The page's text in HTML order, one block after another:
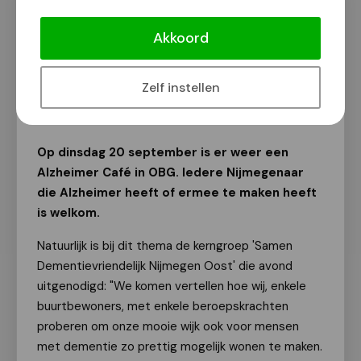
Akkoord
Zelf instellen
Alzheimer Café: 'Wat is samen
dementievriendelijk?'
Gezondheid
Van onze redactie
19 september 2022
Op dinsdag 20 september is er weer een
Alzheimer Café in OBG. Iedere Nijmegenaar
die Alzheimer heeft of ermee te maken heeft
is welkom.
Natuurlijk is bij dit thema de kerngroep 'Samen
Dementievriendelijk Nijmegen Oost' die avond
uitgenodigd: "We komen vertellen hoe wij, enkele
buurtbewoners, met enkele beroepskrachten
proberen om onze mooie wijk ook voor mensen
met dementie zo prettig mogelijk wonen te maken.